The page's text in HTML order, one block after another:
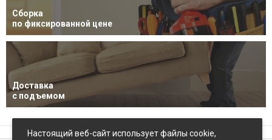
Сборка
по фиксированной цене
Доставка
с подъемом
Настоящий веб-сайт использует файлы cookie,